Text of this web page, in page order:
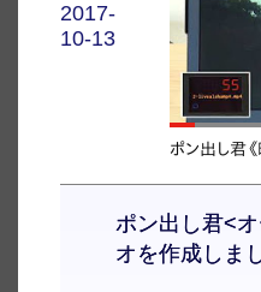
2017-
10-13
ポン出し君<
オを作成しま